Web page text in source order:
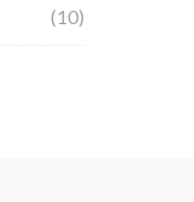
(10)